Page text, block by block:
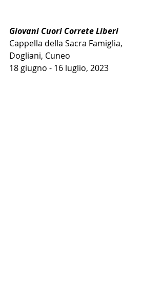
Giovani Cuori Correte Liberi
Cappella della Sacra Famiglia,
Dogliani, Cuneo
18 giugno - 16 luglio, 2023